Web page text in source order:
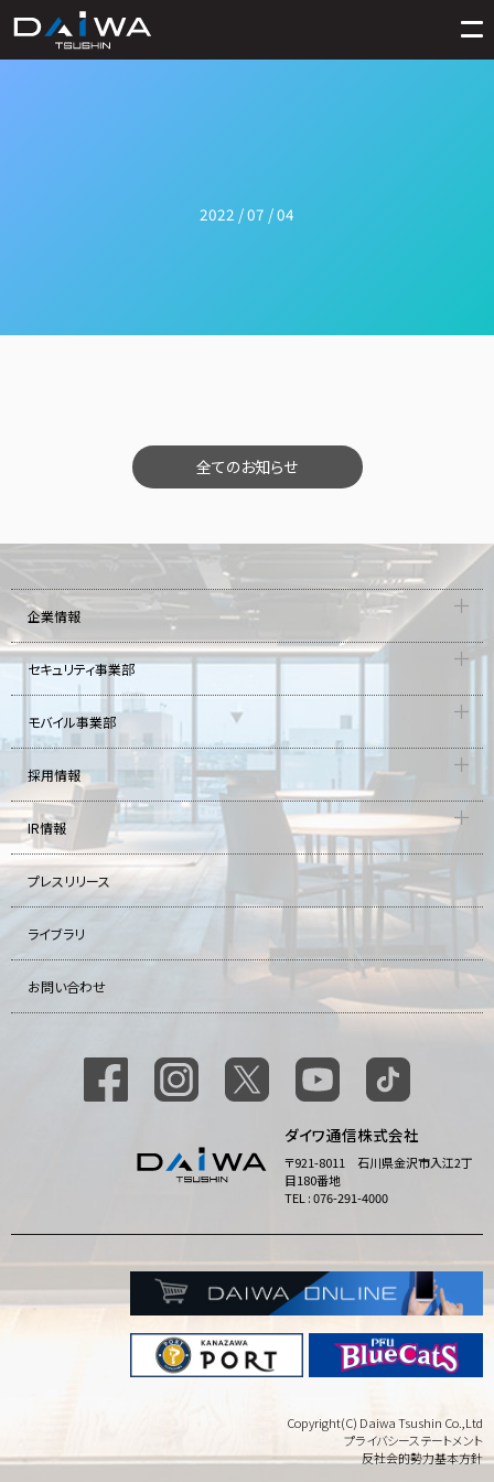
2022 / 07 / 04
全てのお知らせ
企業情報
セキュリティ事業部
モバイル事業部
採用情報
IR情報
プレスリリース
ライブラリ
お問い合わせ
ダイワ通信株式会社
〒921-8011 石川県金沢市入江2丁
目180番地
TEL : 076-291-4000
Copyright(C) Daiwa Tsushin Co.,Ltd
プライバシーステートメント
反社会的勢力基本方針